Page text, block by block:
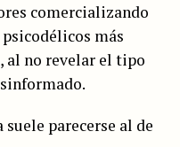
comercializando
más
al no revelar el tipo
parecerse al de